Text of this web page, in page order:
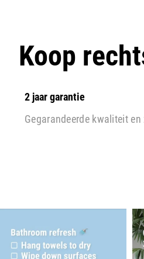
Koop
2 jaar garantie
Gegarandeerde kwaliteit en